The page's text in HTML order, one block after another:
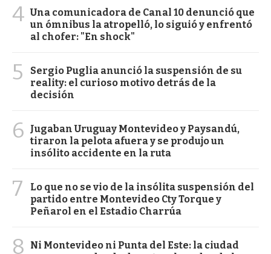
4 Una comunicadora de Canal 10 denunció que
un ómnibus la atropelló, lo siguió y enfrentó
al chofer: "En shock"
5
Sergio Puglia anunció la suspensión de su
reality: el curioso motivo detrás de la
decisión
6
Jugaban Uruguay Montevideo y Paysandú,
tiraron la pelota afuera y se produjo un
insólito accidente en la ruta
7
Lo que no se vio de la insólita suspensión del
partido entre Montevideo Cty Torque y
Peñarol en el Estadio Charrúa
8
Ni Montevideo ni Punta del Este: la ciudad